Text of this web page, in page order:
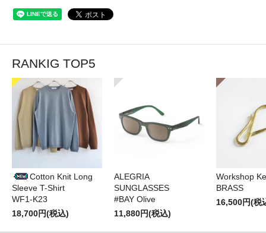
RANKIG TOP5
Cotton Knit Long
Sleeve T-Shirt
WF1-K23
18,700円(税込)
ALEGRIA
SUNGLASSES
#BAY Olive
11,880円(税込)
Workshop
BRASS
16,500円(税